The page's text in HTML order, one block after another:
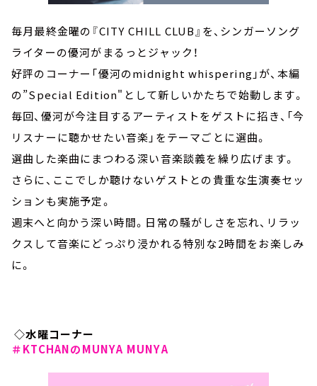
毎月最終金曜の『CITY CHILL CLUB』を、シンガーソング
ライターの優河がまるっとジャック！
好評のコーナー「優河のmidnight whispering」が、本編
の”Special Edition"として新しいかたちで始動します。
毎回、優河が今注目するアーティストをゲストに招き、「今
リスナーに聴かせたい音楽」をテーマごとに選曲。
選曲した楽曲にまつわる深い音楽談義を繰り広げます。
さらに、ここでしか聴けないゲストとの貴重な生演奏セッ
ションも実施予定。
週末へと向かう深い時間。日常の騒がしさを忘れ、リラッ
クスして音楽にどっぷり浸かれる特別な2時間をお楽しみ
に。
◇水曜コーナー
＃KTCHANのMUNYA MUNYA